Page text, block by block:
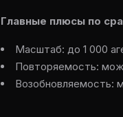
Главные плюсы по
Масштаб: до 1 000
Повторяемость:
Возобновляемость: